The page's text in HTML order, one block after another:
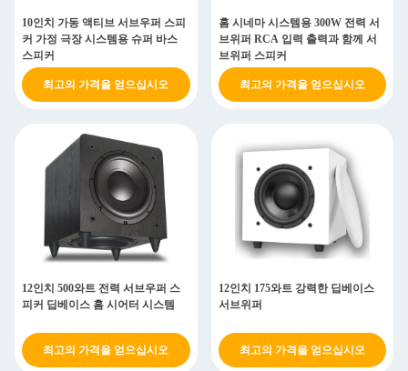
10인치 가동 액티브 서브우퍼 스피
커 가정 극장 시스템용 슈퍼 바스
스피커
최고의 가격을 얻으십시오
홈 시네마 시스템용 300W 전력 서
브위퍼 RCA 입력 출력과 함께 서
브위퍼 스피커
최고의 가격을 얻으십시오
12인치 500와트 전력 서브우퍼 스
피커 딥베이스 홈 시어터 시스템
최고의 가격을 얻으십시오
12인치 175와트 강력한 딥베이스
서브위퍼
최고의 가격을 얻으십시오